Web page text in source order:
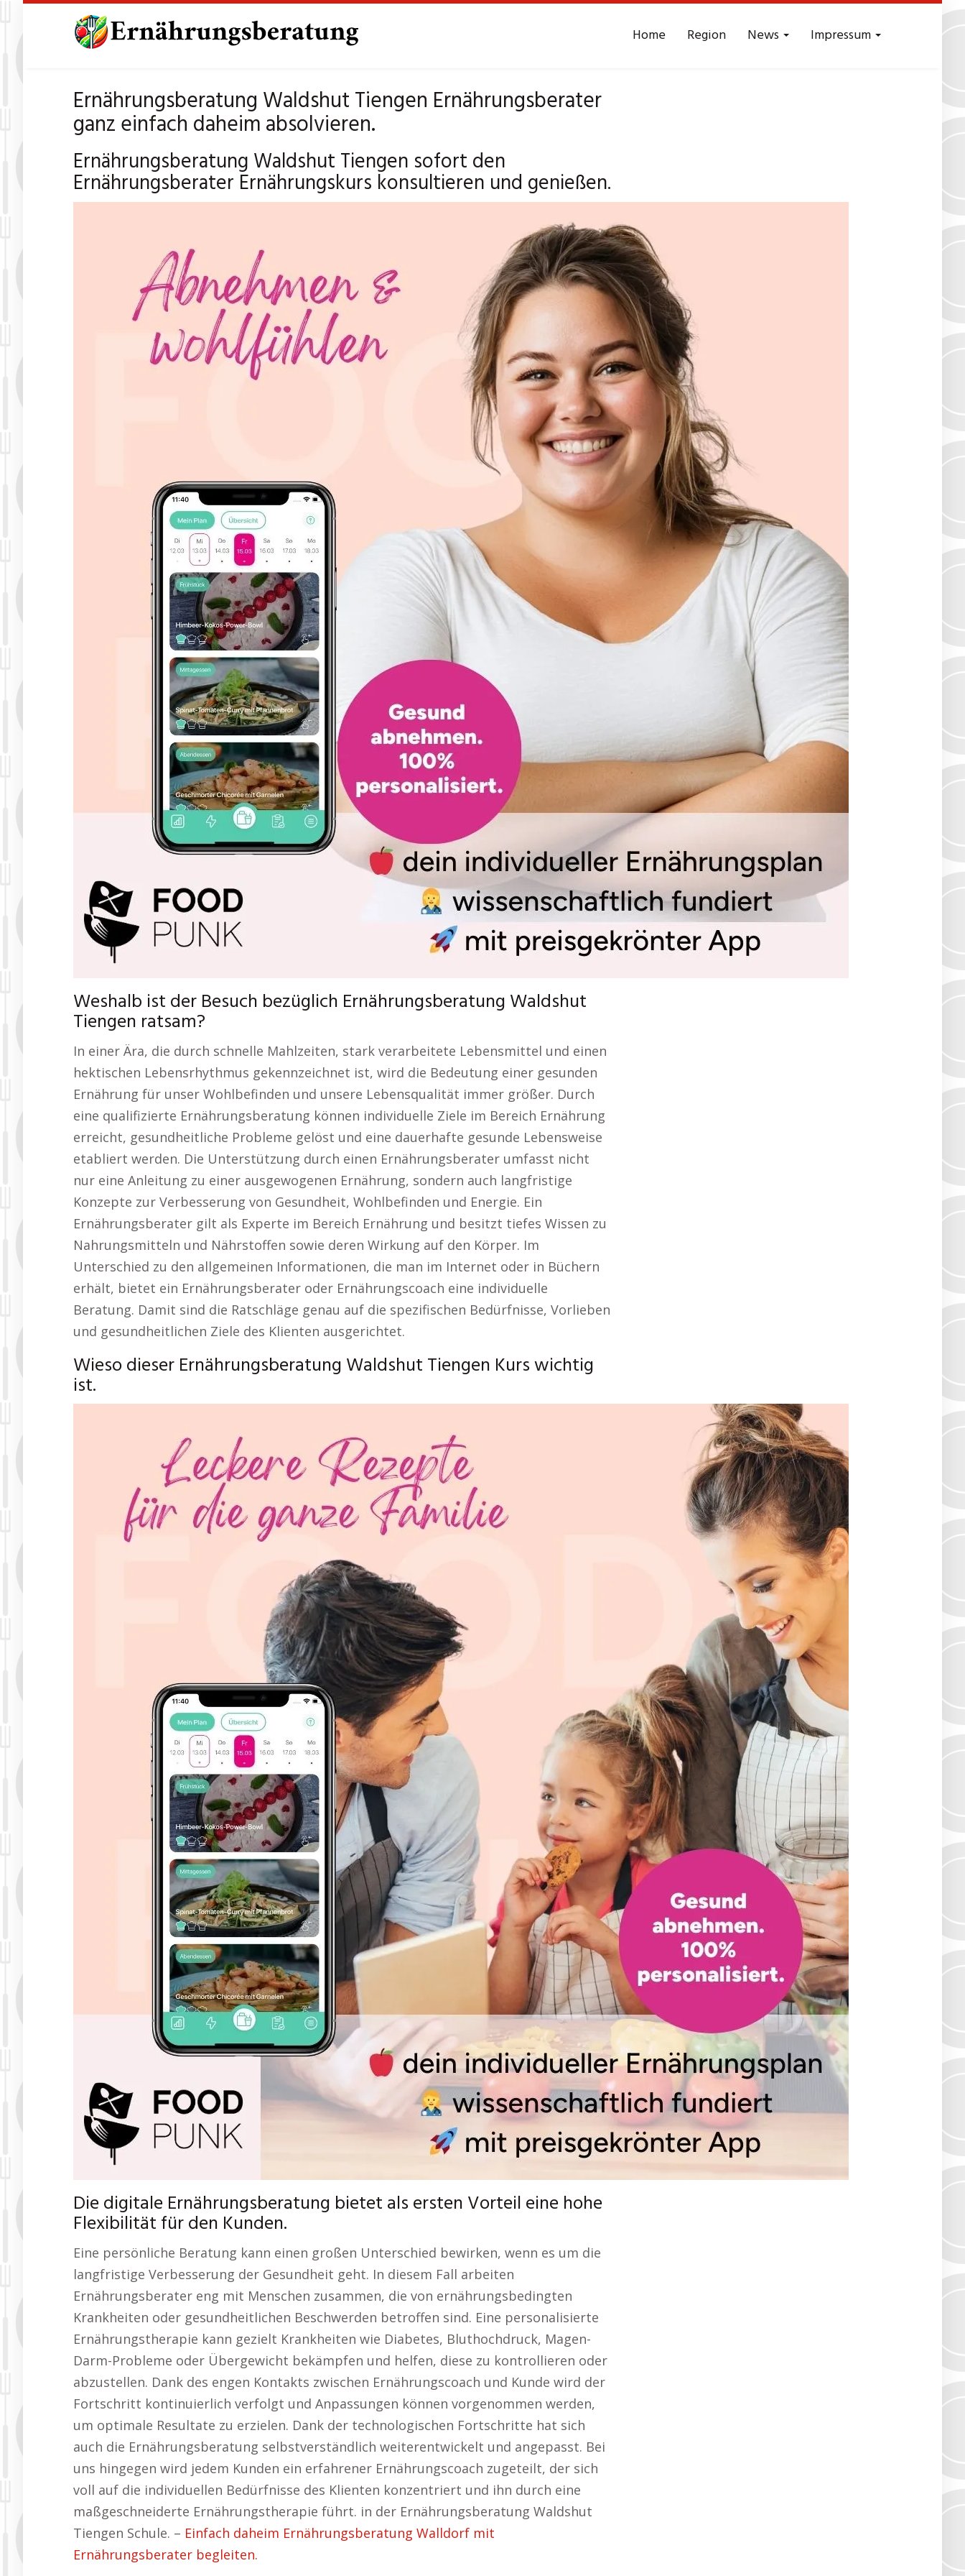
Home Region News Impressum
Ernährungsberatung Waldshut Tiengen Ernährungsberater
ganz einfach daheim absolvieren.
Ernährungsberatung Waldshut Tiengen sofort den
Ernährungsberater Ernährungskurs konsultieren und genießen.
Weshalb ist der Besuch bezüglich Ernährungsberatung Waldshut
Tiengen ratsam?
In einer Ära, die durch schnelle Mahlzeiten, stark verarbeitete Lebensmittel und einen
hektischen Lebensrhythmus gekennzeichnet ist, wird die Bedeutung einer gesunden
Ernährung für unser Wohlbefinden und unsere Lebensqualität immer größer. Durch
eine qualifizierte Ernährungsberatung können individuelle Ziele im Bereich Ernährung
erreicht, gesundheitliche Probleme gelöst und eine dauerhafte gesunde Lebensweise
etabliert werden. Die Unterstützung durch einen Ernährungsberater umfasst nicht
nur eine Anleitung zu einer ausgewogenen Ernährung, sondern auch langfristige
Konzepte zur Verbesserung von Gesundheit, Wohlbefinden und Energie. Ein
Ernährungsberater gilt als Experte im Bereich Ernährung und besitzt tiefes Wissen zu
Nahrungsmitteln und Nährstoffen sowie deren Wirkung auf den Körper. Im
Unterschied zu den allgemeinen Informationen, die man im Internet oder in Büchern
erhält, bietet ein Ernährungsberater oder Ernährungscoach eine individuelle
Beratung. Damit sind die Ratschläge genau auf die spezifischen Bedürfnisse, Vorlieben
und gesundheitlichen Ziele des Klienten ausgerichtet.
Wieso dieser Ernährungsberatung Waldshut Tiengen Kurs wichtig
ist.
Die digitale Ernährungsberatung bietet als ersten Vorteil eine hohe
Flexibilität für den Kunden.
Eine persönliche Beratung kann einen großen Unterschied bewirken, wenn es um die
langfristige Verbesserung der Gesundheit geht. In diesem Fall arbeiten
Ernährungsberater eng mit Menschen zusammen, die von ernährungsbedingten
Krankheiten oder gesundheitlichen Beschwerden betroffen sind. Eine personalisierte
Ernährungstherapie kann gezielt Krankheiten wie Diabetes, Bluthochdruck, Magen-
Darm-Probleme oder Übergewicht bekämpfen und helfen, diese zu kontrollieren oder
abzustellen. Dank des engen Kontakts zwischen Ernährungscoach und Kunde wird der
Fortschritt kontinuierlich verfolgt und Anpassungen können vorgenommen werden,
um optimale Resultate zu erzielen. Dank der technologischen Fortschritte hat sich
auch die Ernährungsberatung selbstverständlich weiterentwickelt und angepasst. Bei
uns hingegen wird jedem Kunden ein erfahrener Ernährungscoach zugeteilt, der sich
voll auf die individuellen Bedürfnisse des Klienten konzentriert und ihn durch eine
maßgeschneiderte Ernährungstherapie führt. in der Ernährungsberatung Waldshut
Tiengen Schule. – Einfach daheim Ernährungsberatung Walldorf mit
Ernährungsberater begleiten.